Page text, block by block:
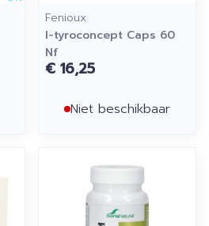
Fenioux
l-tyroconcept Caps 60
Nf
€ 16,25
Niet beschikbaar